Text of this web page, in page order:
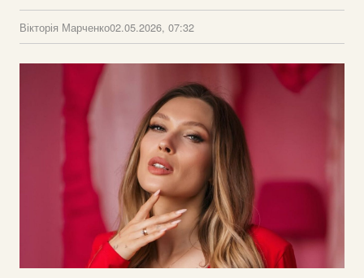
Вікторія Марченко02.05.2026, 07:32